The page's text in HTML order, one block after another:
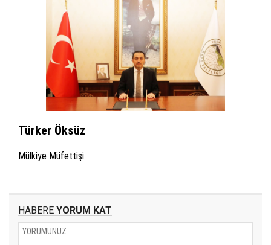
Türker Öksüz
Mülkiye Müfettişi
HABERE YORUM KAT